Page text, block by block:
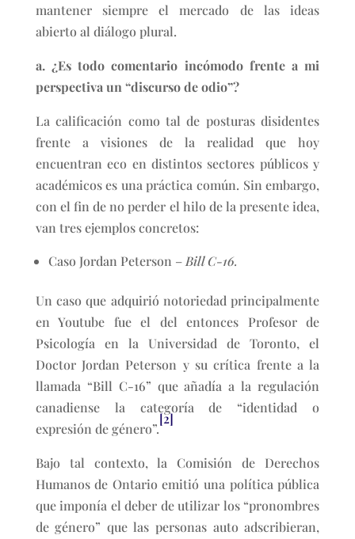
mantener siempre el mercado de las ideas
abierto al diálogo plural.
a. ¿Es todo comentario incómodo frente a mi
perspectiva un “discurso de odio”?
La calificación como tal de posturas disidentes
frente a visiones de la realidad que hoy
encuentran eco en distintos sectores públicos y
académicos es una práctica común. Sin embargo,
con el fin de no perder el hilo de la presente idea,
van tres ejemplos concretos:
Caso Jordan Peterson – Bill C-16.
Un caso que adquirió notoriedad principalmente
en Youtube fue el del entonces Profesor de
Psicología en la Universidad de Toronto, el
Doctor Jordan Peterson y su crítica frente a la
llamada “Bill C-16” que añadía a la regulación
canadiense la categoría de “identidad o
expresión de género”.
[2]
Bajo tal contexto, la Comisión de Derechos
Humanos de Ontario emitió una política pública
que imponía el deber de utilizar los “pronombres
de género” que las personas auto adscribieran,